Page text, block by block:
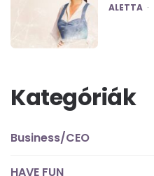
POSTED
ALETTA
Kategóriák
Business/CEO
HAVE FUN